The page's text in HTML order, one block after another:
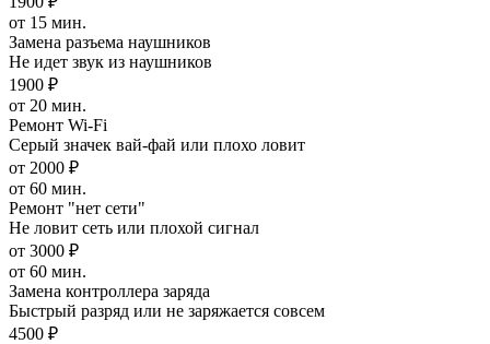
от 15 мин.
Замена разъема наушников
Не идет звук из наушников
1900 ₽
от 20 мин.
Ремонт Wi-Fi
Серый значек вай-фай или плохо ловит
от 2000 ₽
от 60 мин.
Ремонт "нет сети"
Не ловит сеть или плохой сигнал
от 3000 ₽
от 60 мин.
Замена контроллера заряда
Быстрый разряд или не заряжается совсем
4500 ₽